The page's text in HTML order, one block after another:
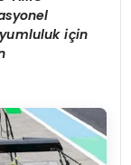
için